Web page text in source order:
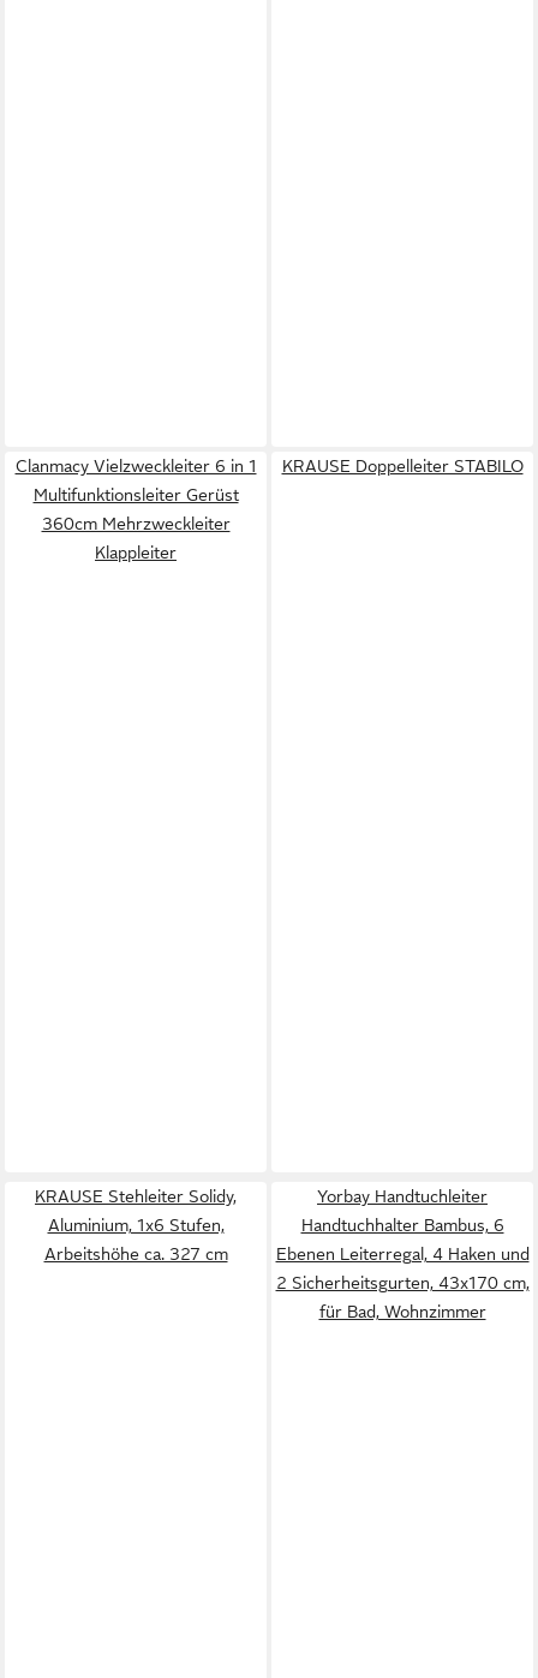
Clanmacy Vielzweckleiter 6 in 1
Multifunktionsleiter Gerüst
360cm Mehrzweckleiter
Klappleiter
KRAUSE Doppelleiter STABILO
KRAUSE Stehleiter Solidy,
Aluminium, 1x6 Stufen,
Arbeitshöhe ca. 327 cm
Yorbay Handtuchleiter
Handtuchhalter Bambus, 6
Ebenen Leiterregal, 4 Haken und
2 Sicherheitsgurten, 43x170 cm,
für Bad, Wohnzimmer